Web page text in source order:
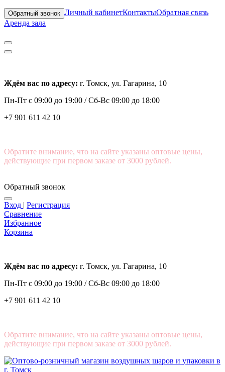
Обратный звонок Личный кабинетКонтактыОбратная связь
Аренда зала
Ждём вас по адресу: г. Томск, ул. Гагарина, 10
Пн-Пт с 09:00 до 19:00 /Сб-Вс 09:00 до 18:00
+7 901 611 42 10
Обратите внимание, что на сайте указаны оптовые цены,
действующие при первом заказе от 3000 рублей.
Обратный звонок
Вход | Регистрация
Сравнение
Избранное
Корзина
Ждём вас по адресу: г. Томск, ул. Гагарина, 10
Пн-Пт с 09:00 до 19:00 /Сб-Вс 09:00 до 18:00
+7 901 611 42 10
Обратите внимание, что на сайте указаны оптовые цены,
действующие при первом заказе от 3000 рублей.